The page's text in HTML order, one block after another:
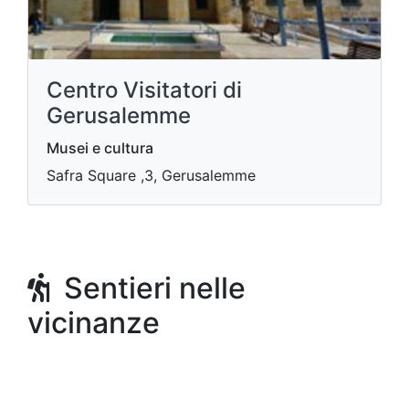
Centro Visitatori di
Gerusalemme
Musei e cultura
Safra Square ,3, Gerusalemme
Sentieri nelle
vicinanze